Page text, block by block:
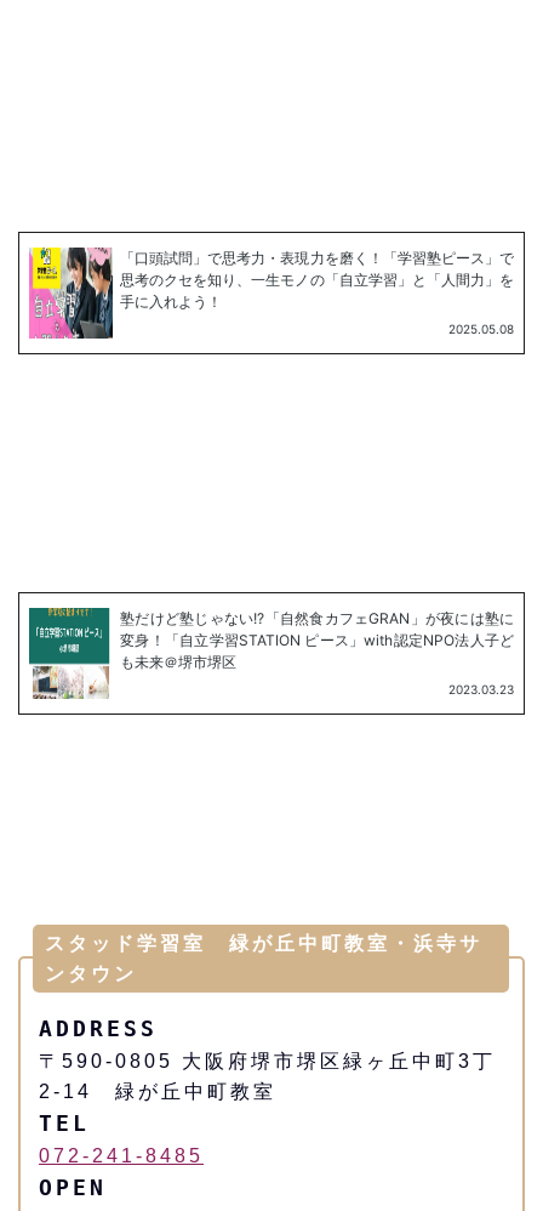
スタッド学習室 緑が丘中町教室・浜寺サ
ンタウン
ADDRESS
​〒590-0805 大阪府堺市堺区緑ヶ丘中町3丁
2-14 緑が丘中町教室
TEL
072-241-8485
OPEN